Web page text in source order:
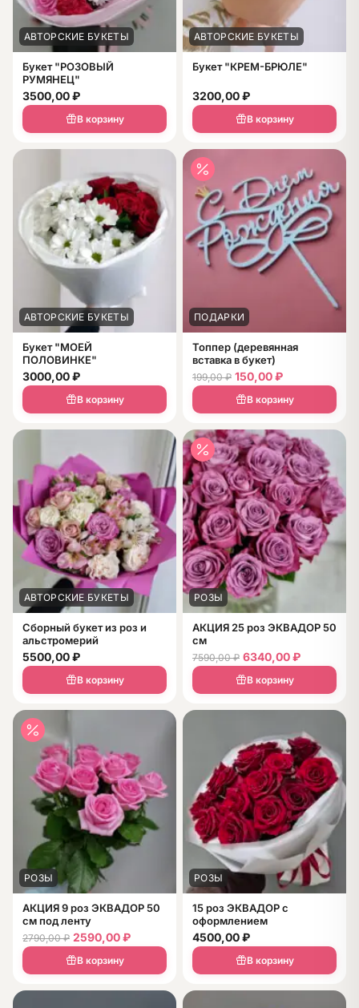
АВТОРСКИЕ БУКЕТЫ
Букет "РОЗОВЫЙ
РУМЯНЕЦ"
3500,00₽
В корзину
АВТОРСКИЕ БУКЕТЫ
Букет "КРЕМ-БРЮЛЕ"
3200,00₽
В корзину
АВТОРСКИЕ БУКЕТЫ
Букет "МОЕЙ
ПОЛОВИНКЕ"
3000,00₽
В корзину
ПОДАРКИ
Топпер (деревянная
вставка в букет)
199,00₽ 150,00₽
В корзину
АВТОРСКИЕ БУКЕТЫ
Сборный букет из роз и
альстромерий
5500,00₽
В корзину
РОЗЫ
АКЦИЯ 25 роз ЭКВАДОР 50
см
7590,00₽ 6340,00₽
В корзину
РОЗЫ
АКЦИЯ 9 роз ЭКВАДОР 50
см под ленту
2790,00₽ 2590,00₽
В корзину
РОЗЫ
15 роз ЭКВАДОР с
оформлением
4500,00₽
В корзину